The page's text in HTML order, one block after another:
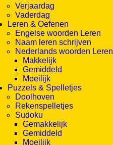
Verjaardag
Vaderdag
Leren & Oefenen
Engelse woorden Leren
Naam leren schrijven
Nederlands woorden Leren
Makkelijk
Gemiddeld
Moeilijk
Puzzels & Spelletjes
Doolhoven
Rekenspelletjes
Sudoku
Gemakkelijk
Gemiddeld
Moeilijk